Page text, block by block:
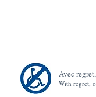
Avec
With regret,